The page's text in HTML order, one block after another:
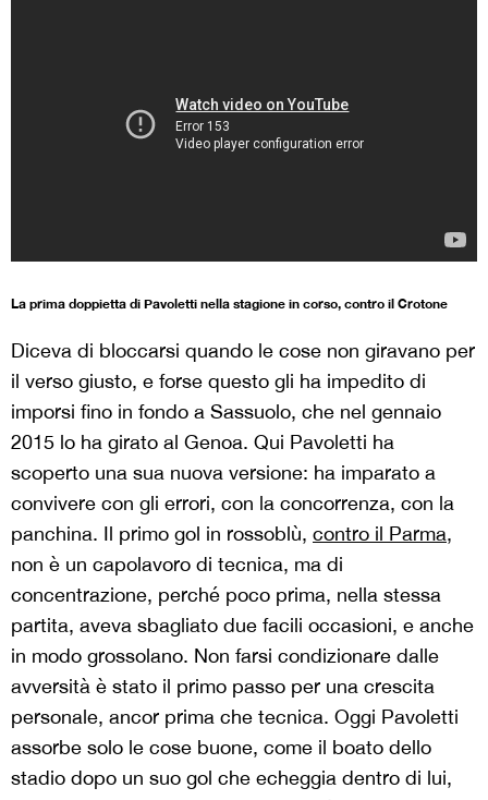
La prima doppietta di Pavoletti nella stagione in corso, contro il Crotone
Diceva di bloccarsi quando le cose non giravano per
il verso giusto, e forse questo gli ha impedito di
imporsi fino in fondo a Sassuolo, che nel gennaio
2015 lo ha girato al Genoa. Qui Pavoletti ha
scoperto una sua nuova versione: ha imparato a
convivere con gli errori, con la concorrenza, con la
panchina. Il primo gol in rossoblù, contro il Parma,
non è un capolavoro di tecnica, ma di
concentrazione, perché poco prima, nella stessa
partita, aveva sbagliato due facili occasioni, e anche
in modo grossolano. Non farsi condizionare dalle
avversità è stato il primo passo per una crescita
personale, ancor prima che tecnica. Oggi Pavoletti
assorbe solo le cose buone, come il boato dello
stadio dopo un suo gol che echeggia dentro di lui,